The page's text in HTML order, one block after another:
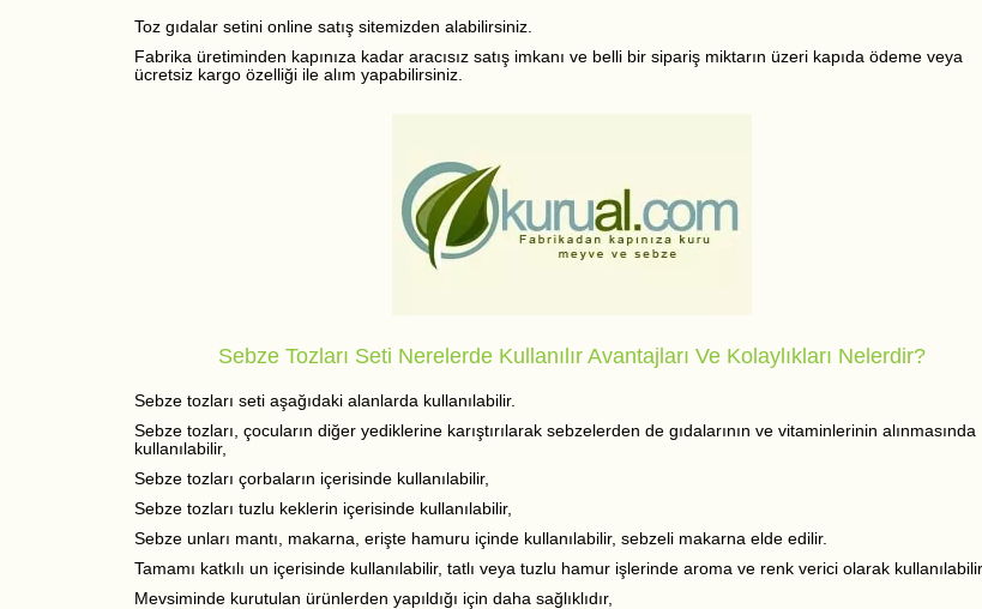
Toz gıdalar setini online satış sitemizden alabilirsiniz.
Fabrika üretiminden kapınıza kadar aracısız satış imkanı ve belli bir sipariş miktarın üzeri kapıda ödeme veya
ücretsiz kargo özelliği ile alım yapabilirsiniz.
Sebze Tozları Seti Nerelerde Kullanılır Avantajları Ve Kolaylıkları Nelerdir?
Sebze tozları seti aşağıdaki alanlarda kullanılabilir.
Sebze tozları, çocuların diğer yediklerine karıştırılarak sebzelerden de gıdalarının ve vitaminlerinin alınmasında
kullanılabilir,
Sebze tozları çorbaların içerisinde kullanılabilir,
Sebze tozları tuzlu keklerin içerisinde kullanılabilir,
Sebze unları mantı, makarna, erişte hamuru içinde kullanılabilir, sebzeli makarna elde edilir.
Tamamı katkılı un içerisinde kullanılabilir, tatlı veya tuzlu hamur işlerinde aroma ve renk verici olarak kullanılabilir.
Mevsiminde kurutulan ürünlerden yapıldığı için daha sağlıklıdır,